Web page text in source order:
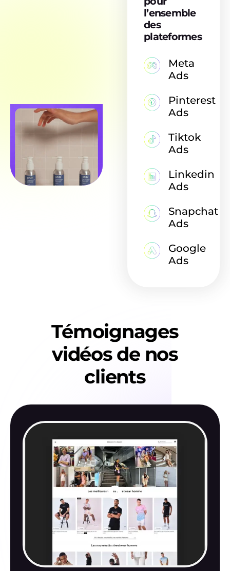
l’ensemble
des
plateformes
Meta
Ads
Pinterest
Ads
Tiktok
Ads
Linkedin
Ads
Snapchat
Ads
Google
Ads
Témoignages
vidéos de nos
clients